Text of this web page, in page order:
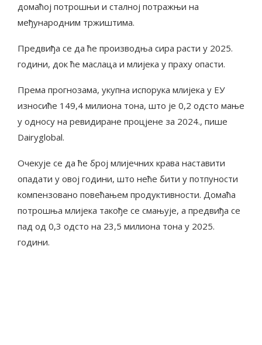
домаћој потрошњи и сталној потражњи на
међународним тржиштима.
Предвиђа се да ће производња сира расти у 2025.
години, док ће маслаца и млијека у праху опасти.
Према прогнозама, укупна испорука млијека у ЕУ
износиће 149,4 милиона тона, што је 0,2 одсто мање
у односу на ревидиране процјене за 2024., пише
Dairyglobal.
Очекује се да ће број млијечних крава наставити
опадати у овој години, што неће бити у потпуности
компензовано повећањем продуктивности. Домаћа
потрошња млијека такође се смањује, а предвиђа се
пад од 0,3 одсто на 23,5 милиона тона у 2025.
години.